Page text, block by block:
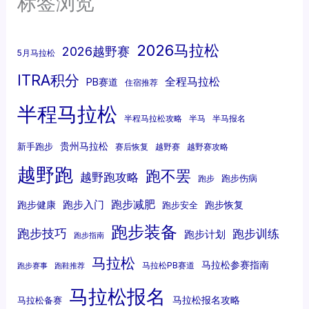
5月马拉松 2026越野赛 2026马拉松
ITRA积分 PB赛道 住宿推荐 全程马拉松
半程马拉松 半程马拉松攻略 半马 半马报名
新手跑步 贵州马拉松 赛后恢复 越野赛 越野赛攻略
越野跑 越野跑攻略 跑不罢 跑步 跑步伤病
跑步健康 跑步入门 跑步减肥 跑步安全 跑步恢复
跑步技巧 跑步指南 跑步装备 跑步计划 跑步训练
跑步赛事 跑鞋推荐 马拉松 马拉松PB赛道 马拉松参赛指南
马拉松备赛 马拉松报名 马拉松报名攻略